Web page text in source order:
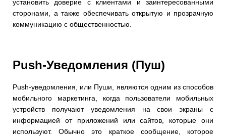
установить доверие с клиентами и заинтересованными
сторонами, а также обеспечивать открытую и прозрачную
коммуникацию с общественностью.
Push-Уведомления (Пуш)
Push-уведомления, или Пуши, являются одним из способов
мобильного маркетинга, когда пользователи мобильных
устройств получают уведомления на свои экраны с
информацией от приложений или сайтов, которые они
используют. Обычно это краткое сообщение, которое